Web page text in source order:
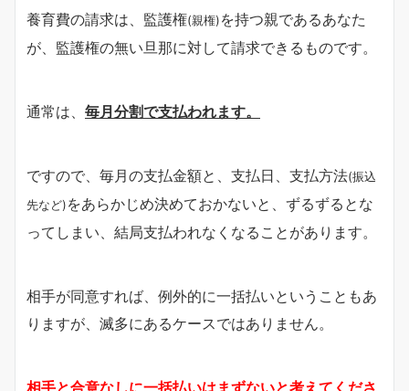
養育費の請求は、監護権(親権)を持つ親であるあなた
が、監護権の無い旦那に対して請求できるものです。
通常は、 毎月分割で支払われます。
ですので、毎月の支払金額と、支払日、支払方法(振込
先など)をあらかじめ決めておかないと、ずるずるとな
ってしまい、結局支払われなくなることがあります。
相手が同意すれば、例外的に一括払いということもあ
りますが、滅多にあるケースではありません。
相手と合意なしに一括払いはまずないと考えてくださ